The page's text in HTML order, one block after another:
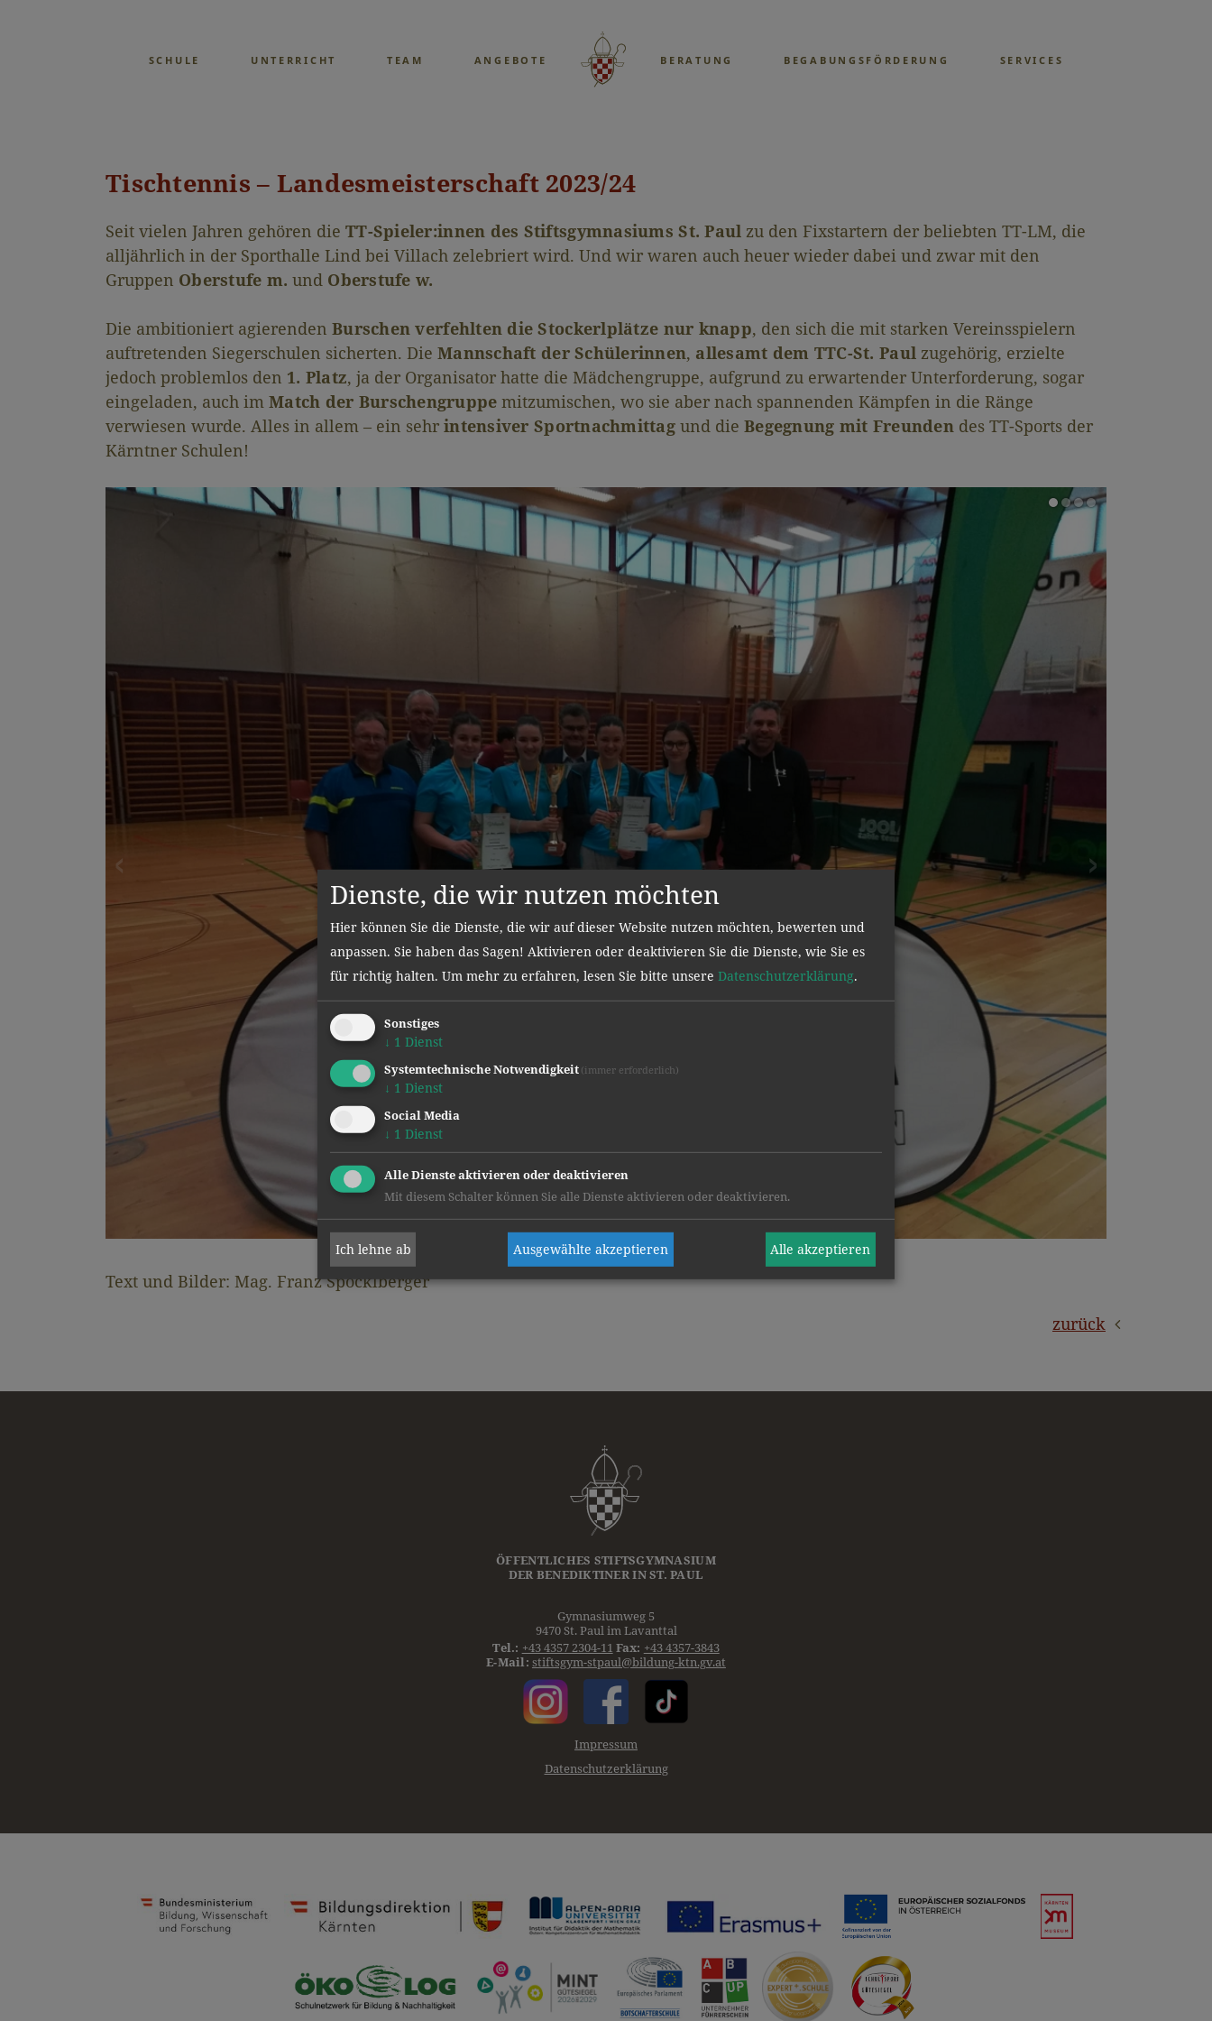
SCHULE UNTERRICHT TEAM ANGEBOTE BERATUNG BEGABUNGSFÖRDERUNG SERVICES
Tischtennis – Landesmeisterschaft 2023/24
Seit vielen Jahren gehören die TT-Spieler:innen des Stiftsgymnasiums St. Paul zu den Fixstartern der beliebten TT-LM, die
alljährlich in der Sporthalle Lind bei Villach zelebriert wird. Und wir waren auch heuer wieder dabei und zwar mit den
Gruppen Oberstufe m. und Oberstufe w.
Die ambitioniert agierenden Burschen verfehlten die Stockerlplätze nur knapp, den sich die mit starken Vereinsspielern
auftretenden Siegerschulen sicherten. Die Mannschaft der Schülerinnen, allesamt dem TTC-St. Paul zugehörig, erzielte
jedoch problemlos den 1. Platz, ja der Organisator hatte die Mädchengruppe, aufgrund zu erwartender Unterforderung, sogar
eingeladen, auch im Match der Burschengruppe mitzumischen, wo sie aber nach spannenden Kämpfen in die Ränge
verwiesen wurde. Alles in allem – ein sehr intensiver Sportnachmittag und dieBegegnung mit Freundendes TT-Sports der
Kärntner Schulen!
Text und Bilder: Mag. Franz Spöcklberger
zurück
ÖFFENTLICHES STIFTSGYMNASIUM
DER BENEDIKTINERIN ST. PAUL
Gymnasiumweg 5
9470 St. Paul im Lavanttal
Tel.: +43 4357 2304-11 Fax: +43 4357-3843
E-Mail: stiftsgym-stpaul@bildung-ktn.gv.at
Impressum
Datenschutzerklärung
Dienste, die wir nutzen möchten
Hier können Sie die Dienste, die wir auf dieser Website nutzen möchten, bewerten und
anpassen. Sie haben das Sagen! Aktivieren oder deaktivieren Sie die Dienste, wie Sie es
für richtig halten. Um mehr zu erfahren, lesen Sie bitte unsere Datenschutzerklärung.
Sonstiges
↓ 1 Dienst
Systemtechnische Notwendigkeit (immer erforderlich)
↓ 1 Dienst
Social Media
↓ 1 Dienst
Alle Dienste aktivieren oder deaktivieren
Mit diesem Schalter können Sie alle Dienste aktivieren oder deaktivieren.
Ich lehne ab Ausgewählte akzeptieren Alle akzeptieren